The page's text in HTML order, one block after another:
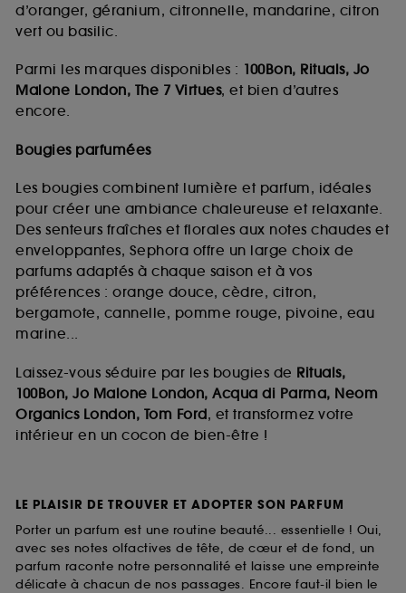
d’oranger, géranium, citronnelle, mandarine, citron
vert ou basilic.
Parmi les marques disponibles : 100Bon, Rituals, Jo
Malone London, The 7 Virtues, et bien d’autres
encore.
Bougies parfumées
Les bougies combinent lumière et parfum, idéales
pour créer une ambiance chaleureuse et relaxante.
Des senteurs fraîches et florales aux notes chaudes et
enveloppantes, Sephora offre un large choix de
parfums adaptés à chaque saison et à vos
préférences : orange douce, cèdre, citron,
bergamote, cannelle, pomme rouge, pivoine, eau
marine...
Laissez-vous séduire par les bougies de Rituals,
100Bon, Jo Malone London, Acqua di Parma, Neom
Organics London, Tom Ford, et transformez votre
intérieur en un cocon de bien-être !
LE PLAISIR DE TROUVER ET ADOPTER SON PARFUM
Porter un parfum est une routine beauté... essentielle ! Oui,
avec ses notes olfactives de tête, de cœur et de fond, un
parfum raconte notre personnalité et laisse une empreinte
délicate à chacun de nos passages. Encore faut-il bien le